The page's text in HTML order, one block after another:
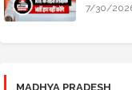
7/30/
MADHYA PRADESH